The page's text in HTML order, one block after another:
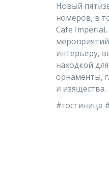
Новый
номеров, в
Cafe
интерьеру,
находкой
орнаменты,
и изящества.
#гостиница